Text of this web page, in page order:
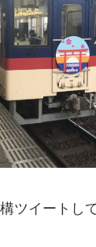
ツイートし